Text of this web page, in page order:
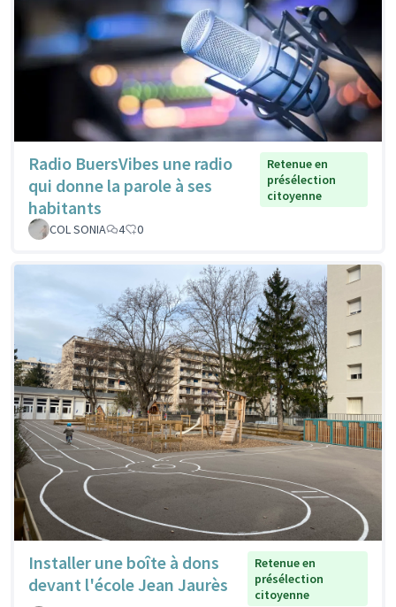
Radio BuersVibes une radio
qui donne la parole à ses
habitants
Retenue en
présélection
citoyenne
COL SONIA 4 0
Installer une boîte à dons
devant l'école Jean Jaurès
Retenue en
présélection
citoyenne